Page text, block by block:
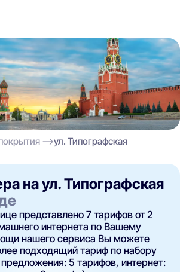
ул. Типографская
на ул. Типографская
представлено 7 тарифов от 2
интернета по Вашему
нашего сервиса Вы можете
подходящий тариф по набору
5 тарифов, интернет: